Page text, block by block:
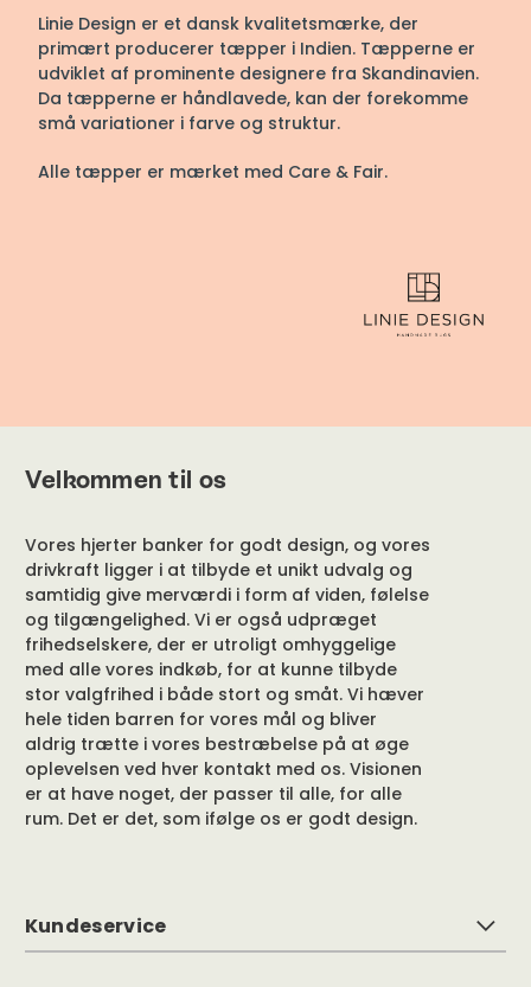
Linie Design er et dansk kvalitetsmærke, der
primært producerer tæpper i Indien. Tæpperne er
udviklet af prominente designere fra Skandinavien.
Da tæpperne er håndlavede, kan der forekomme
små variationer i farve og struktur.
Alle tæpper er mærket med Care & Fair.
Velkommen til os
Vores hjerter banker for godt design, og vores
drivkraft ligger i at tilbyde et unikt udvalg og
samtidig give merværdi i form af viden, følelse
og tilgængelighed. Vi er også udpræget
frihedselskere, der er utroligt omhyggelige
med alle vores indkøb, for at kunne tilbyde
stor valgfrihed i både stort og småt. Vi hæver
hele tiden barren for vores mål og bliver
aldrig trætte i vores bestræbelse på at øge
oplevelsen ved hver kontakt med os. Visionen
er at have noget, der passer til alle, for alle
rum. Det er det, som ifølge os er godt design.
Kundeservice